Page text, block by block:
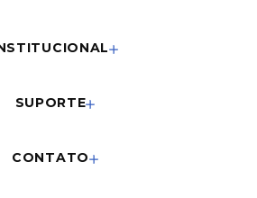
SUPORTE
CONTATO